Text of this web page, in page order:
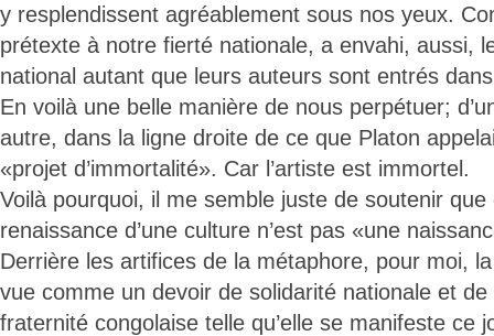
y resplendissent agréablement sous nos yeux.
prétexte à notre fierté nationale, a envahi, aussi,
national autant que leurs auteurs sont entrés
En voilà une belle manière de nous perpétuer;
autre, dans la ligne droite de ce que Platon
«projet d’immortalité». Car l’artiste est immortel.
Voilà pourquoi, il me semble juste de soutenir
renaissance d’une culture n’est pas «une
Derrière les artifices de la métaphore, pour moi,
vue comme un devoir de solidarité nationale et
fraternité congolaise telle qu’elle se manifeste ce